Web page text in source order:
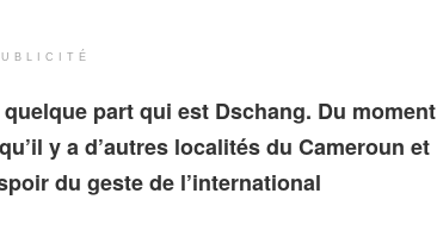
part qui est Dschang. Du moment
y a d’autres localités du Cameroun et
du geste de l’international